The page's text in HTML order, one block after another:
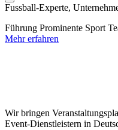
Fussball-Experte,
Führung Prominente Sport
Mehr erfahren
Wir bringen
Event-Dienstleistern in